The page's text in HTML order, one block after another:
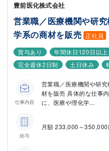
豊前医化株式会社
営業職／医療機関や研
学系の商材を販売 正社員
賞与あり
年間休日120日以上
完全週休2日制
土日休み
仕事内容
営業職／医療機関や研
材を販売 具体的な仕事
に、医療や理化学...
給与
月額 233,000～